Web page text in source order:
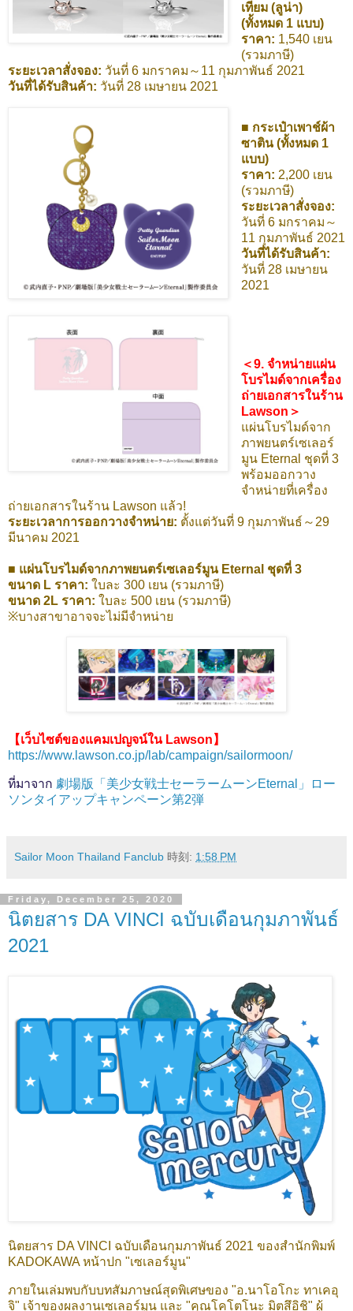
เทียม (ลูน่า)
(ทั้งหมด 1 แบบ)
ราคา: 1,540 เยน
(รวมภาษี)
ระยะเวลาสั่งจอง: วันที่ 6 มกราคม～11 กุมภาพันธ์ 2021
วันที่ได้รับสินค้า: วันที่ 28 เมษายน 2021
■ กระเป๋าเพาช์ผ้า
ซาติน (ทั้งหมด 1
แบบ)
ราคา: 2,200 เยน
(รวมภาษี)
ระยะเวลาสั่งจอง:
วันที่ 6 มกราคม～
11 กุมภาพันธ์ 2021
วันที่ได้รับสินค้า:
วันที่ 28 เมษายน
2021
＜9. จำหน่ายแผ่น
โบรไมด์จากเครื่อง
ถ่ายเอกสารในร้าน
Lawson＞
แผ่นโบรไมด์จาก
ภาพยนตร์เซเลอร์
มูน Eternal ชุดที่ 3
พร้อมออกวาง
จำหน่ายที่เครื่อง
ถ่ายเอกสารในร้าน Lawson แล้ว!
ระยะเวลาการออกวางจำหน่าย: ตั้งแต่วันที่ 9 กุมภาพันธ์～29
มีนาคม 2021
■ แผ่นโบรไมด์จากภาพยนตร์เซเลอร์มูน Eternal ชุดที่ 3
ขนาด L ราคา: ใบละ 300 เยน (รวมภาษี)
ขนาด 2L ราคา: ใบละ 500 เยน (รวมภาษี)
※บางสาขาอาจจะไม่มีจำหน่าย
【เว็บไซต์ของแคมเปญจน์ใน Lawson】
https://www.lawson.co.jp/lab/campaign/sailormoon/
ที่มาจาก 劇場版「美少女戦士セーラームーンEternal」ロー
ソンタイアップキャンペーン第2弾
Sailor Moon Thailand Fanclub 時刻: 1:58 PM
Friday, December 25, 2020
นิตยสาร DA VINCI ฉบับเดือนกุมภาพันธ์
2021
นิตยสาร DA VINCI ฉบับเดือนกุมภาพันธ์ 2021 ของสำนักพิมพ์
KADOKAWA หน้าปก "เซเลอร์มูน"
ภายในเล่มพบกับบทสัมภาษณ์สุดพิเศษของ "อ.นาโอโกะ ทาเคอุ
จิ" เจ้าของผลงานเซเลอร์มูน และ "คุณโคโตโนะ มิตสึอิชิ" ผู้